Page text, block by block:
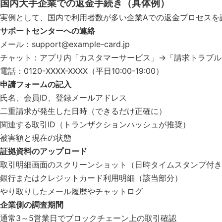
国内大手企業での返金手続き（具体例）
実例として、国内で利用者数が多い企業Aでの返金プロセスを
サポートセンターへの連絡
メール： support@example-card.jp
チャット：アプリ内「カスタマーサービス」→「請求トラブル
電話：0120-XXXX-XXXX（平日10:00-19:00）
申請フォームの記入
氏名、会員ID、登録メールアドレス
二重請求が発生した日時（できるだけ正確に）
関連する取引ID（トランザクションハッシュが推奨）
被害額と現在の状態
証拠資料のアップロード
取引明細画面のスクリーンショット（日時タイムスタンプ付き
銀行またはクレジットカード利用明細（該当部分）
やり取りしたメール履歴やチャットログ
企業側の調査期間
通常3～5営業日でブロックチェーン上の取引確認